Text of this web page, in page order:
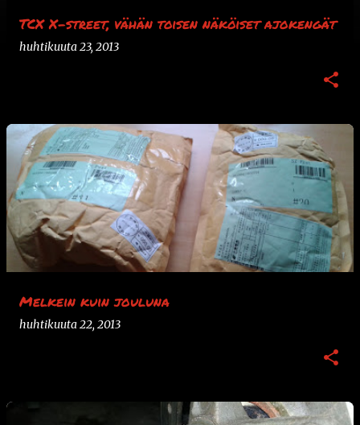
TCX X-street, vähän toisen näköiset ajokengät
huhtikuuta 23, 2013
Melkein kuin jouluna
huhtikuuta 22, 2013